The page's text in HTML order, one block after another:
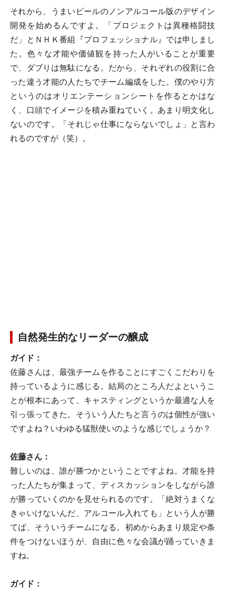
それから、うまいビールのノンアルコール版のデザイン
開発を始めるんですよ。「プロジェクトは異種格闘技
だ」とＮＨＫ番組『プロフェッショナル』では申しまし
た。色々な才能や価値観を持った人がいることが重要
で、ダブりは無駄になる。だから、それぞれの役割に合
った違う才能の人たちでチーム編成をした。僕のやり方
というのはオリエンテーションシートを作るとかはな
く、口頭でイメージを積み重ねていく。あまり明文化し
ないのです。「それじゃ仕事にならないでしょ」と言わ
れるのですが（笑）。
自然発生的なリーダーの醸成
ガイド：
佐藤さんは、最強チームを作ることにすごくこだわりを
持っているように感じる。結局のところ人だよというこ
とが根本にあって、キャスティングというか最適な人を
引っ張ってきた。そういう人たちと言うのは個性が強い
ですよね？いわゆる猛獣使いのような感じでしょうか？
佐藤さん：
難しいのは、誰が勝つかということですよね。才能を持
った人たちが集まって、ディスカッションをしながら誰
が勝っていくのかを見せられるのです。「絶対うまくな
きゃいけないんだ、アルコール入れても」という人が勝
てば、そういうチームになる。初めからあまり規定や条
件をつけないほうが、自由に色々な会議が踊っていきま
すね。
ガイド：